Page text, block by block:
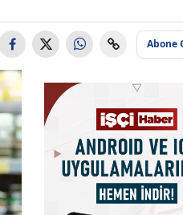
Abone